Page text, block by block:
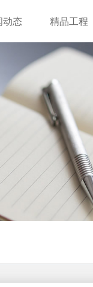
动态 精品工程